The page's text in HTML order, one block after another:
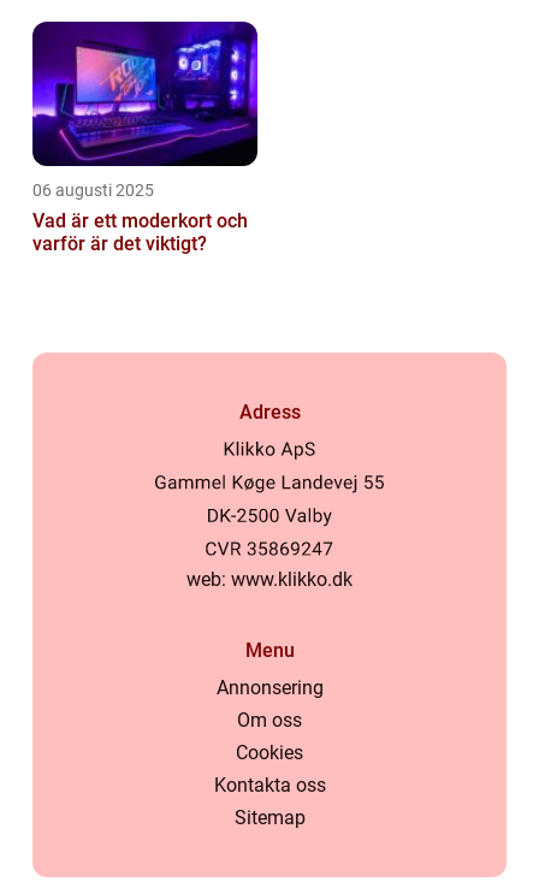
06 augusti 2025
Vad är ett moderkort och
varför är det viktigt?
Adress
web: www.klikko.dk
Menu
Annonsering
Om oss
Cookies
Kontakta oss
Sitemap